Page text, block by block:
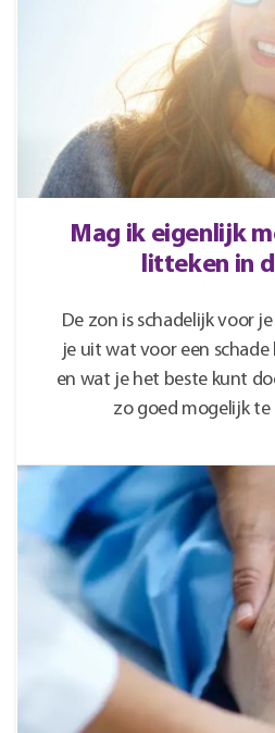
Mag ik eigenlijk
litteken in
De zon is schadelijk voor
je uit wat voor een
en wat je het beste kunt
zo goed mogelijk te